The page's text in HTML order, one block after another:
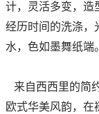
计，灵活多变，造
经历时间的洗涤，
水，色如墨舞纸端。
来自西西里的简
欧式华美风韵，在